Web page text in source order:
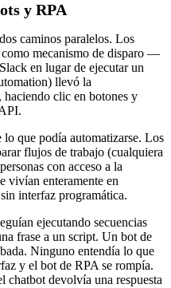
y RPA
caminos paralelos. Los
mecanismo de disparo —
en lugar de ejecutar un
llevó la
haciendo clic en botones y
que podía automatizarse. Los
flujos de trabajo (cualquiera
con acceso a la
vivían enteramente en
interfaz programática.
ejecutando secuencias
frase a un script. Un bot de
Ninguno entendía lo que
y el bot de RPA se rompía.
chatbot devolvía una respuesta